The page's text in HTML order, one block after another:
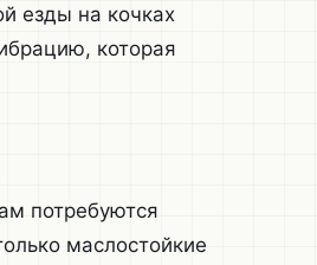
езды на кочках
которая
потребуются
маслостойкие